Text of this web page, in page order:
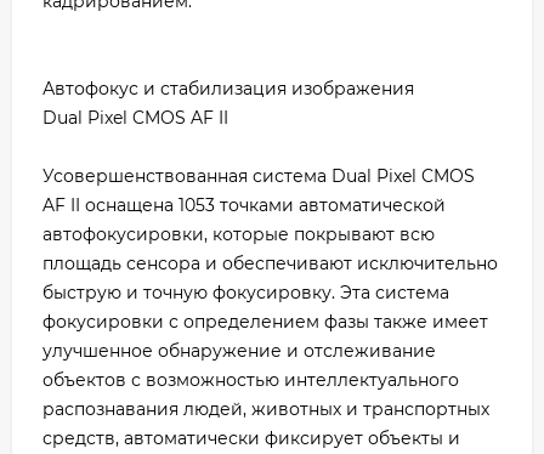
Автофокус и стабилизация изображения
Dual Pixel CMOS AF II
Усовершенствованная система Dual Pixel CMOS
AF II оснащена 1053 точками автоматической
автофокусировки, которые покрывают всю
площадь сенсора и обеспечивают исключительно
быструю и точную фокусировку. Эта система
фокусировки с определением фазы также имеет
улучшенное обнаружение и отслеживание
объектов с возможностью интеллектуального
распознавания людей, животных и транспортных
средств, автоматически фиксирует объекты и